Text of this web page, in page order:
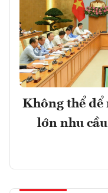
Không thể để
lớn nhu